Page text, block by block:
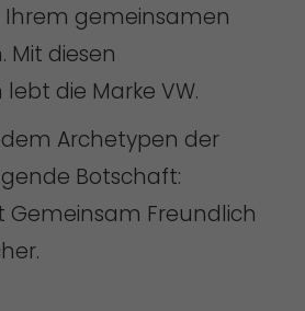
Ihrem gemeinsamen
Mit diesen
die Marke VW.
Archetypen der
Botschaft:
Gemeinsam Freundlich